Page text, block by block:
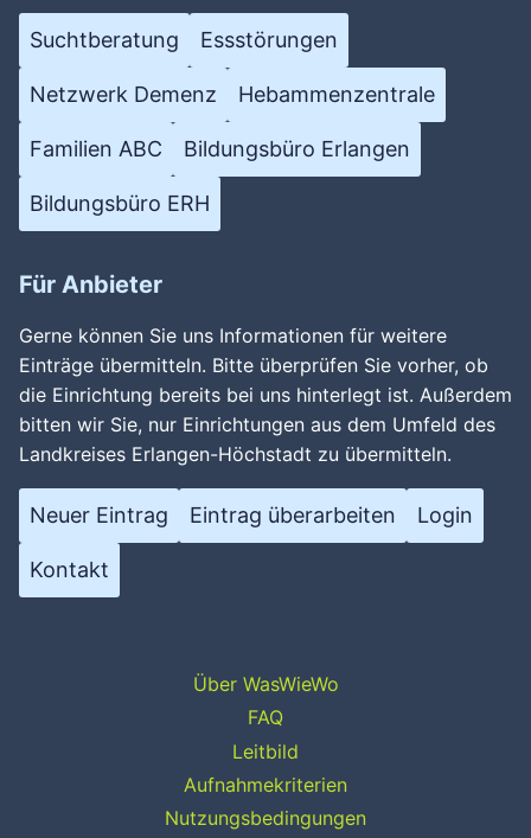
Suchtberatung Essstörungen
Netzwerk Demenz Hebammenzentrale
Familien ABC Bildungsbüro Erlangen
Bildungsbüro ERH
Für Anbieter
Gerne können Sie uns Informationen für weitere
Einträge übermitteln. Bitte überprüfen Sie vorher, ob
die Einrichtung bereits bei uns hinterlegt ist. Außerdem
bitten wir Sie, nur Einrichtungen aus dem Umfeld des
Landkreises Erlangen-Höchstadt zu übermitteln.
Neuer Eintrag Eintrag überarbeiten Login
Kontakt
Über WasWieWo
FAQ
Leitbild
Aufnahmekriterien
Nutzungsbedingungen